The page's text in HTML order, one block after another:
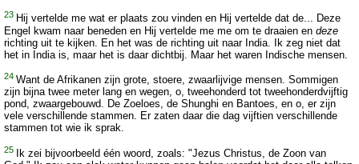
23 Hij vertelde me wat er plaats zou vinden en Hij vertelde dat de... Deze
Engel kwam naar beneden en Hij vertelde me me om te draaien en deze
richting uit te kijken. En het was de richting uit naar India. Ik zeg niet dat
het in India is, maar het is daar dichtbij. Maar het waren Indische mensen.
24 Want de Afrikanen zijn grote, stoere, zwaarlijvige mensen. Sommigen
zijn bijna twee meter lang en wegen, o, tweehonderd tot tweehonderdvijftig
pond, zwaargebouwd. De Zoeloes, de Shunghi en Bantoes, en o, er zijn
vele verschillende stammen. Er zaten daar die dag vijftien verschillende
stammen tot wie ik sprak.
25
Ik zei bijvoorbeeld één woord, zoals: "Jezus Christus, de Zoon van